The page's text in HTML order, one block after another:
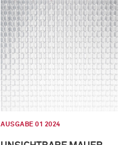
AUSGABE 01 2024